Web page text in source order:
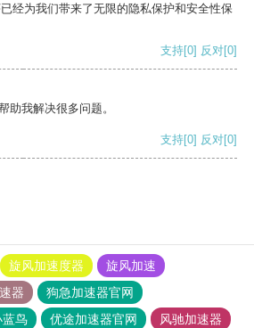
经为我们带来了无限的隐私保护和安全性保
支持[0] 反对[0]
助我解决很多问题。
支持[0] 反对[0]
旋风加速度器
旋风加速
器
狗急加速器官网
蓝鸟 优途加速器官网
风驰加速器